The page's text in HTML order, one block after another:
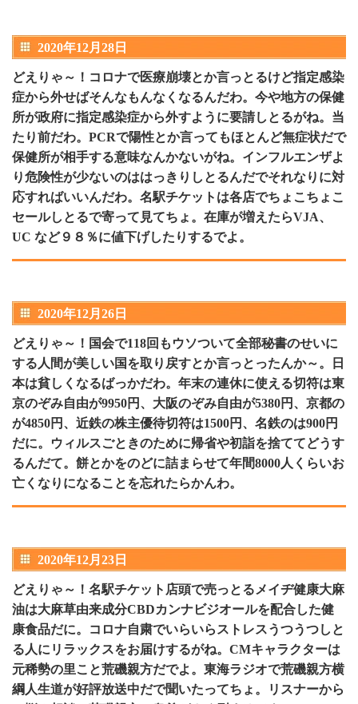
2020年12月28日
どえりゃ～！コロナで医療崩壊とか言っとるけど指定感染
症から外せばそんなもんなくなるんだわ。今や地方の保健
所が政府に指定感染症から外すように要請しとるがね。当
たり前だわ。PCRで陽性とか言ってもほとんど無症状だで
保健所が相手する意味なんかないがね。インフルエンザよ
り危険性が少ないのははっきりしとるんだでそれなりに対
応すればいいんだわ。名駅チケットは各店でちょこちょこ
セールしとるで寄って見てちょ。在庫が増えたらVJA、
UC など９８％に値下げしたりするでよ。
2020年12月26日
どえりゃ～！国会で118回もウソついて全部秘書のせいに
する人間が美しい国を取り戻すとか言っとったんか～。日
本は貧しくなるばっかだわ。年末の連休に使える切符は東
京のぞみ自由が9950円、大阪のぞみ自由が5380円、京都の
が4850円、近鉄の株主優待切符は1500円、名鉄のは900円
だに。ウィルスごときのために帰省や初詣を捨ててどうす
るんだて。餅とかをのどに詰まらせて年間8000人くらいお
亡くなりになることを忘れたらかんわ。
2020年12月23日
どえりゃ～！名駅チケット店頭で売っとるメイヂ健康大麻
油は大麻草由来成分CBDカンナビジオールを配合した健
康食品だに。コロナ自粛でいらいらストレスうつうつしと
る人にリラックスをお届けするがね。CMキャラクターは
元稀勢の里こと荒磯親方だでよ。東海ラジオで荒磯親方横
綱人生道が好評放送中だで聞いたってちょ。リスナーから